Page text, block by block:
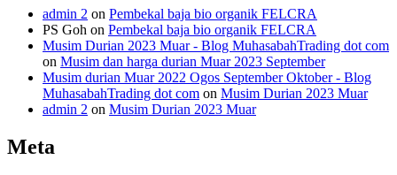
admin 2 on Pembekal baja bio organik FELCRA
PS Goh on Pembekal baja bio organik FELCRA
Musim Durian 2023 Muar - Blog MuhasabahTrading dot com
on Musim dan harga durian Muar 2023 September
Musim durian Muar 2022 Ogos September Oktober - Blog
MuhasabahTrading dot com on Musim Durian 2023 Muar
admin 2 on Musim Durian 2023 Muar
Meta